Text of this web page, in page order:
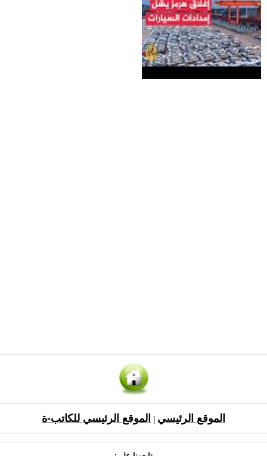
الموقع الرئيسي الموقع الرئيسي للكاتب-ة